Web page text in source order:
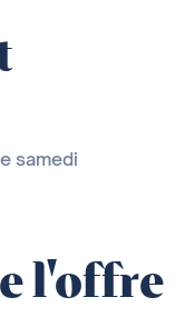
samedi
l'offre